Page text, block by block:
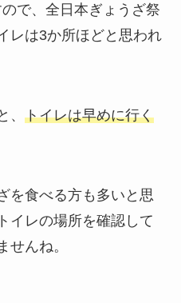
で、全日本ぎょうざ祭
レは3か所ほどと思われ
、 トイレは早めに行く
を食べる方も多いと思
イレの場所を確認して
せんね。